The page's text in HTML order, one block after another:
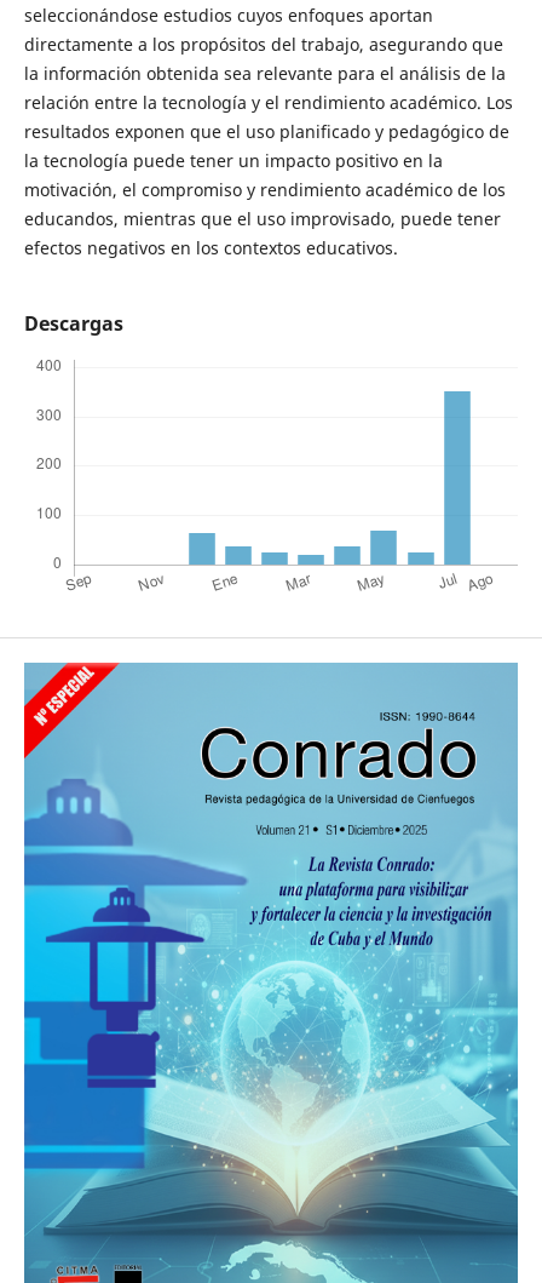
seleccionándose estudios cuyos enfoques aportan
directamente a los propósitos del trabajo, asegurando que
la información obtenida sea relevante para el análisis de la
relación entre la tecnología y el rendimiento académico. Los
resultados exponen que el uso planificado y pedagógico de
la tecnología puede tener un impacto positivo en la
motivación, el compromiso y rendimiento académico de los
educandos, mientras que el uso improvisado, puede tener
efectos negativos en los contextos educativos.
Descargas